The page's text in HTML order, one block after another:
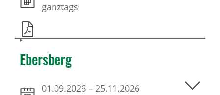
ganztags
Ebersberg
01.09.2026 – 25.11.2026